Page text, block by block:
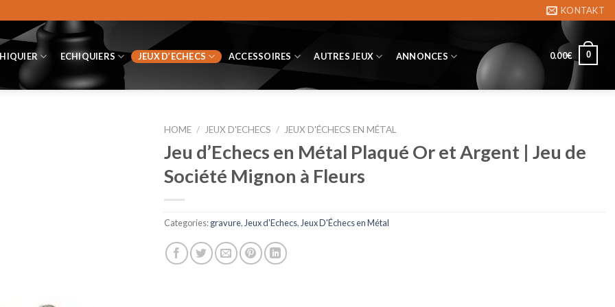
KONTAKT
ECHIQUIERS JEUX D’ECHECS ACCESSOIRES AUTRES JEUX ANNONCES 0.00€ 0
HOME / JEUX D'ECHECS / JEUX D'ÉCHECS EN MÉTAL
Jeu d’Echecs en Métal Plaqué Or et Argent | Jeu de
Société Mignon à Fleurs
Categories:gravure, Jeux d'Echecs, Jeux D'Échecs en Métal